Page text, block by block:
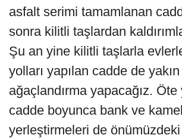
asfalt serimi tamamlanan
sonra kilitli taşlardan
Şu an yine kilitli taşlarla
yolları yapılan cadde de
ağaçlandırma yapacağız. Öte
cadde boyunca bank ve
yerleştirmeleri de